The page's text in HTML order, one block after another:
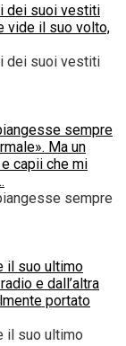
dei suoi vestiti
vide il suo volto,
dei suoi vestiti
sempre
Ma un
capii che mi
sempre
il suo ultimo
e dall’altra
portato
il suo ultimo